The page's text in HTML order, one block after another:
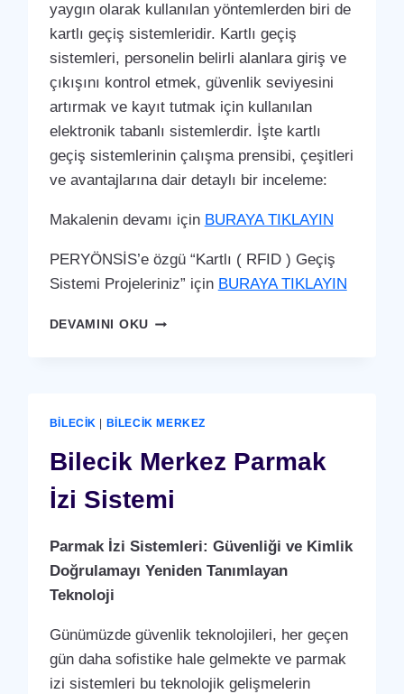
yaygın olarak kullanılan yöntemlerden biri de
kartlı geçiş sistemleridir. Kartlı geçiş
sistemleri, personelin belirli alanlara giriş ve
çıkışını kontrol etmek, güvenlik seviyesini
artırmak ve kayıt tutmak için kullanılan
elektronik tabanlı sistemlerdir. İşte kartlı
geçiş sistemlerinin çalışma prensibi, çeşitleri
ve avantajlarına dair detaylı bir inceleme:
Makalenin devamı için BURAYA TIKLAYIN
PERYÖNSİS’e özgü “Kartlı ( RFID ) Geçiş
Sistemi Projeleriniz” için BURAYA TIKLAYIN
DEVAMINI OKUBILECIK
SISTEMI
BILECIK BILECIK MERKEZ
Bilecik Merkez Parmak
İzi Sistemi
Parmak İzi Sistemleri: Güvenliği ve Kimlik
Doğrulamayı Yeniden Tanımlayan
Teknoloji
Günümüzde güvenlik teknolojileri, her geçen
gün daha sofistike hale gelmekte ve parmak
izi sistemleri bu teknolojik gelişmelerin